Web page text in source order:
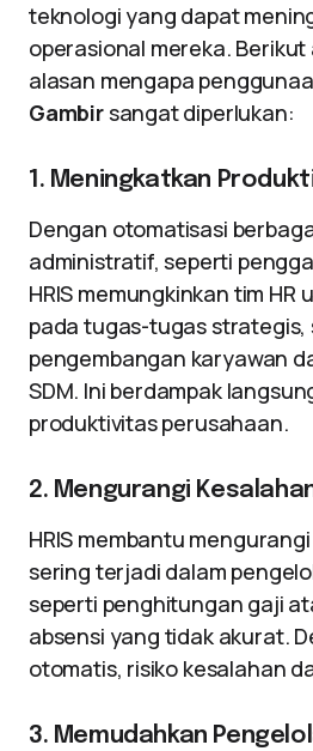
teknologi yang dapat
operasional mereka.
alasan mengapa
Gambirsangat diperlukan:
1. Meningkatkan
Dengan otomatisasi
administratif, seperti
HRIS memungkinkan tim HR
pada tugas-tugas strategis,
pengembangan karyawan
SDM. Ini berdampak
produktivitas perusahaan.
2. Mengurangi
HRIS membantu
sering terjadi dalam
seperti penghitungan gaji
absensi yang tidak akurat.
otomatis, risiko kesalahan
3. Memudahkan